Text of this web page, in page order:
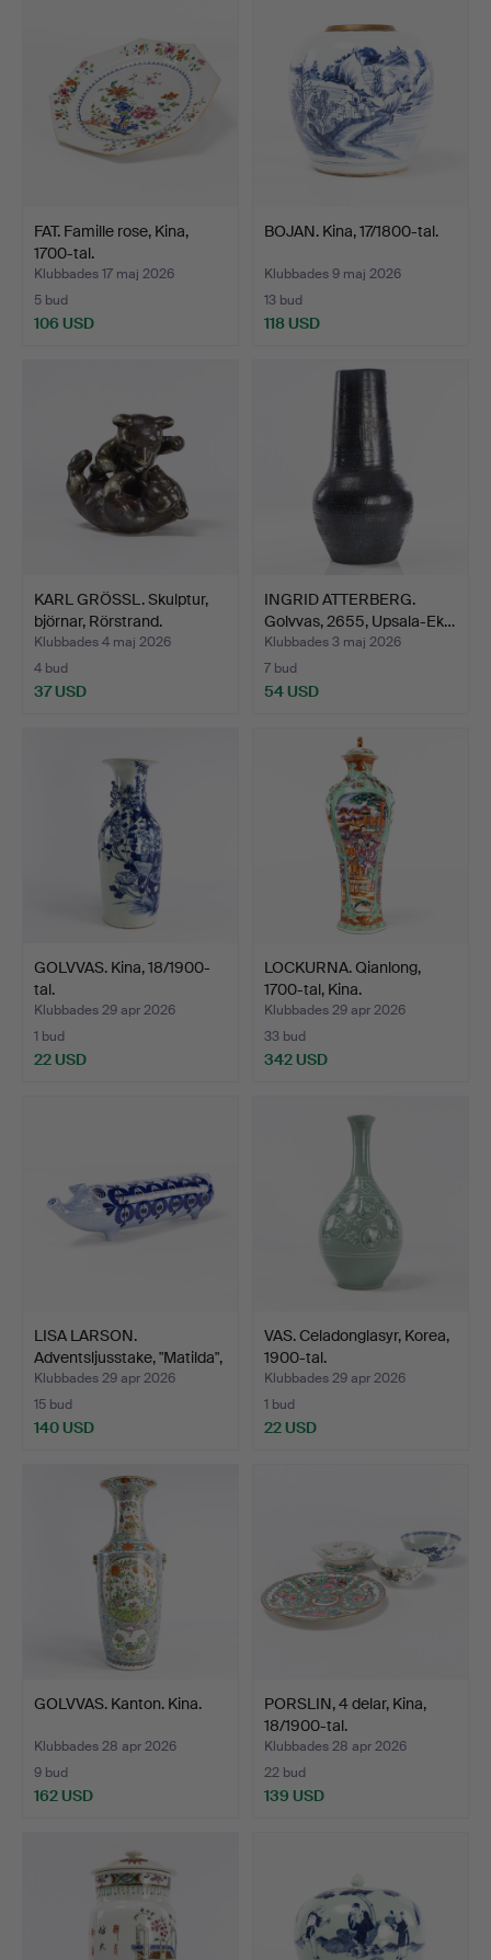
FAT. Famille rose, Kina,
1700-tal.
Klubbades 17 maj 2026
5 bud
106 USD
BOJAN. Kina, 17/1800-tal.
Klubbades 9 maj 2026
13 bud
118 USD
KARL GRÖSSL. Skulptur,
björnar, Rörstrand.
Klubbades 4 maj 2026
4 bud
37 USD
INGRID ATTERBERG.
Golvvas, 2655, Upsala-Ek…
Klubbades 3 maj 2026
7 bud
54 USD
GOLVVAS. Kina, 18/1900-
tal.
Klubbades 29 apr 2026
1 bud
22 USD
LOCKURNA. Qianlong,
1700-tal, Kina.
Klubbades 29 apr 2026
33 bud
342 USD
LISA LARSON.
Adventsljusstake, "Matilda",
…
Klubbades 29 apr 2026
15 bud
140 USD
VAS. Celadonglasyr, Korea,
1900-tal.
Klubbades 29 apr 2026
1 bud
22 USD
GOLVVAS. Kanton. Kina.
Klubbades 28 apr 2026
9 bud
162 USD
PORSLIN, 4 delar, Kina,
18/1900-tal.
Klubbades 28 apr 2026
22 bud
139 USD